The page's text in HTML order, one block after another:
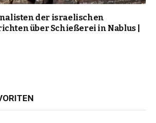
der israelischen
über Schießerei in Nablus |